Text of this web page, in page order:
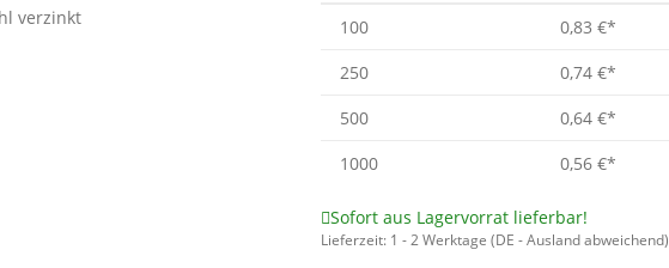
100 0,83 €*
250
0,74 €*
500
0,64 €*
1000
0,56 €*
Sofort aus Lagervorrat lieferbar!
Lieferzeit: 1 - 2 Werktage (DE - Ausland abweichend)